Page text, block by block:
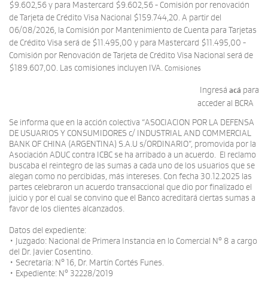
$9.602,56 y para Mastercard $9.602,56 - Comisión por renovación
de Tarjeta de Crédito Visa Nacional $159.744,20. A partir del
06/08/2026, la Comisión por Mantenimiento de Cuenta para Tarjetas
de Crédito Visa será de $11.495,00 y para Mastercard $11.495,00 -
Comisión por Renovación de Tarjeta de Crédito Visa Nacional será de
$189.607,00. Las comisiones incluyen IVA. Comisiones
Ingresá acá para
acceder al BCRA
Se informa que en la acción colectiva “ASOCIACION POR LA DEFENSA
DE USUARIOS Y CONSUMIDORES c/ INDUSTRIAL AND COMMERCIAL
BANK OF CHINA (ARGENTINA) S.A.U s/ORDINARIO”, promovida por la
Asociación ADUC contra ICBC se ha arribado a un acuerdo. El reclamo
buscaba el reintegro de las sumas a cada uno de los usuarios que se
alegan como no percibidas, más intereses. Con fecha 30.12.2025 las
partes celebraron un acuerdo transaccional que dio por finalizado el
juicio y por el cual se convino que el Banco acreditará ciertas sumas a
favor de los clientes alcanzados.
Datos del expediente:
• Juzgado: Nacional de Primera Instancia en lo Comercial N° 8 a cargo
del Dr. Javier Cosentino.
• Secretaría: N° 16, Dr. Martín Cortés Funes.
• Expediente: N° 32228/2019